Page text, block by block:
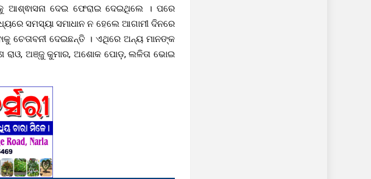
ଆଶ୍ଵାସନା ଦେଇ ଫେରାଇ ଦେଇଥିଲେ । ପରେ
ସମସ୍ୟା ସମାଧାନ ନ ହେଲେ ଆଗାମୀ ଦିନରେ
ଚେତାବନୀ ଦେଇଛନ୍ତି । ଏଥିରେ ଅନ୍ୟ ମାନଙ୍କ
ରାଓ, ଅଞ୍ଜୁ କୁମାର, ଅଶୋକ ପୋଡ଼, ଲଳିତା ଭୋଇ